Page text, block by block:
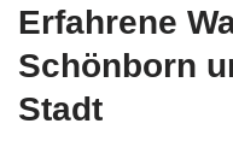
Erfahrene
Schönborn
Stadt